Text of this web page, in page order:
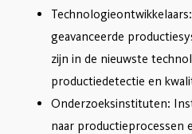
geavanceerde
zijn in de nieuwste
productiedetectie en
Onderzoeksinstituten:
naar productieprocessen